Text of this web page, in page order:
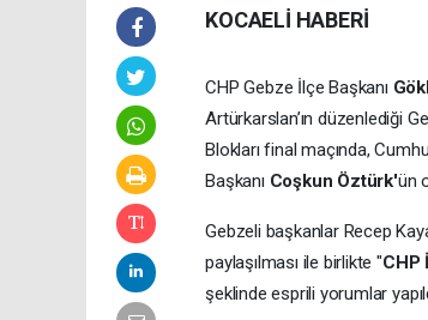
KOCAELİ HABERİ
CHP Gebze İlçe Başkanı
Artürkarslan’ın düzenlediği
Blokları final maçında,
Başkanı Coşkun Öztürk'ün
Gebzeli başkanlar Recep
paylaşılması ile birlikte "CHP
şeklinde esprili yorumlar